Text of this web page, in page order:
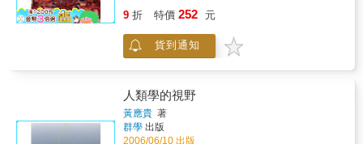
事實證明某些大型的猿猴可以認得上百個單
字，有些黑猩猩甚至還認得九百個單字。但
是，牠們就是不懂得如何造句。只有人類與眾
海邊，也可以住在陸地上。我們發明了社會組
織，從此各個人群和種族過起截然不同的生
活。於是人類便區分成幾千個種族，不再像其
他的動物一樣，必須依照生理條件過生活，而
9 折 特價 252 元
貨到通知
人類學的視野
黃應貴 著
群學 出版
2006/06/10 出版